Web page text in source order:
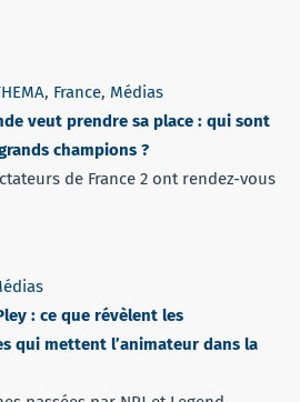
, France, Médias
veut prendre sa place : qui sont
champions ?
de France 2 ont rendez-vous
: ce que révèlent les
qui mettent l’animateur dans la